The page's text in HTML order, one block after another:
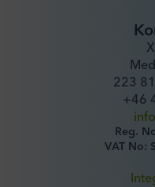
223
+46
Reg.
VAT No: